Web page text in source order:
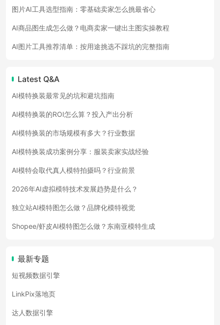
图片AI工具选型指南：零基础卖家怎么挑最省心
AI商品图生成怎么做？电商卖家一键出主图实操教程
AI图片工具推荐清单：按用途挑选不踩坑的完整指南
Latest Q&A
AI模特换装最常见的坑和避坑指南
AI模特换装的ROI怎么算？投入产出分析
AI模特换装的市场规模有多大？行业数据
AI模特换装成功案例分享：服装卖家实战经验
AI模特会取代真人模特拍摄吗？行业前景
2026年AI虚拟模特技术发展趋势是什么？
独立站AI模特图怎么做？品牌化模特视觉
Shopee/虾皮AI模特图怎么做？东南亚模特生成
最新专题
短视频数据引擎
LinkPix落地页
达人数据引擎